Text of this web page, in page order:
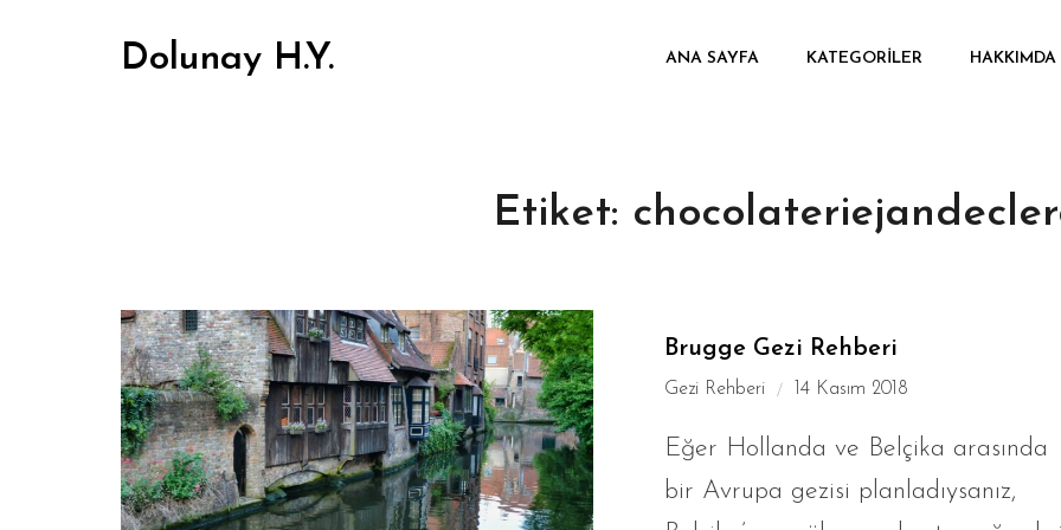
Dolunay H.Y. ANA SAYFA KATEGORILER HAKKIMDA
Etiket:
Brugge Gezi Rehberi
Gezi Rehberi 14 Kasım 2018
Eğer Hollanda ve Belçika arasında
bir Avrupa gezisi planladıysanız,